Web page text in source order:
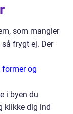
som mangler
frygt ej. Der
og
i byen du
klikke dig ind